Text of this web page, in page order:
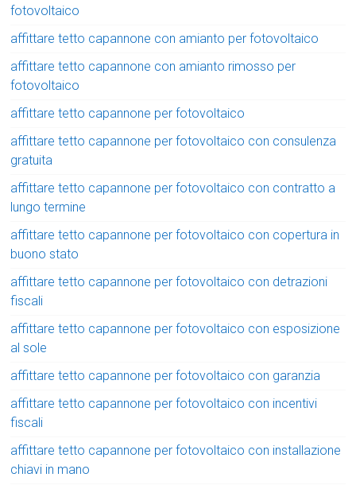
fotovoltaico
affittare tetto capannone con amianto per fotovoltaico
affittare tetto capannone con amianto rimosso per
fotovoltaico
affittare tetto capannone per fotovoltaico
affittare tetto capannone per fotovoltaico con consulenza
gratuita
affittare tetto capannone per fotovoltaico con contratto a
lungo termine
affittare tetto capannone per fotovoltaico con copertura in
buono stato
affittare tetto capannone per fotovoltaico con detrazioni
fiscali
affittare tetto capannone per fotovoltaico con esposizione
al sole
affittare tetto capannone per fotovoltaico con garanzia
affittare tetto capannone per fotovoltaico con incentivi
fiscali
affittare tetto capannone per fotovoltaico con installazione
chiavi in mano